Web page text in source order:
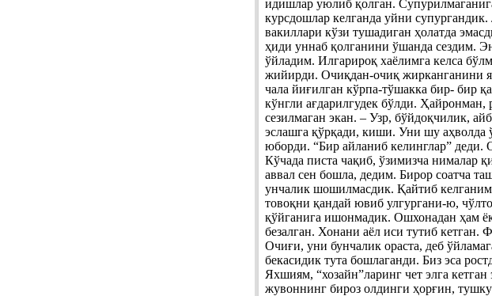
идишлар уюлиб қолган.
курсдошлар келганда уйни
вакиллари кўзи тушадиган ҳолатда
ҳиди уннаб қолганини ўшанда сездим.
ўйладим. Илгарироқ хаёлимга келса
жийирди. Очиқдан-очиқ жирканганини
чала йиғилган кўрпа-тўшакка бир- бир
кўнгли ағдарилгудек бўлди.
сезилмаган экан. – Узр, бўйдоқчилик,
эслашга қўрқади, киши. Уни шу
юборди. “Бир айланиб келинглар”
Кўчада писта чақиб, ўзимизча нималар
аввал сен бошла, дедим. Бирор соатча
унчалик шошилмасдик. Қайтиб
товоқни қандай ювиб улгургани-ю,
қўйганига ишонмадик. Ошхонадан ҳам
безалган. Хонани аёл иси тутиб кетган.
Очиғи, уни бунчалик ораста, деб
бекасидик тута бошлаганди. Биз эса
Яхшиям, “хозайн”ларинг чет элга
жувоннинг бироз олдинги ҳорғин,